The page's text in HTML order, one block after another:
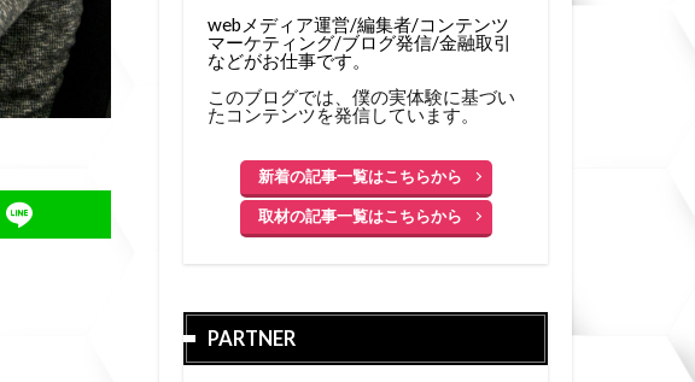
webメディア運営/編集者/コンテンツ
マーケティング/ブログ発信/金融取引
などがお仕事です。
このブログでは、僕の実体験に基づい
たコンテンツを発信しています。
新着の記事一覧はこちらから
取材の記事一覧はこちらから
PARTNER